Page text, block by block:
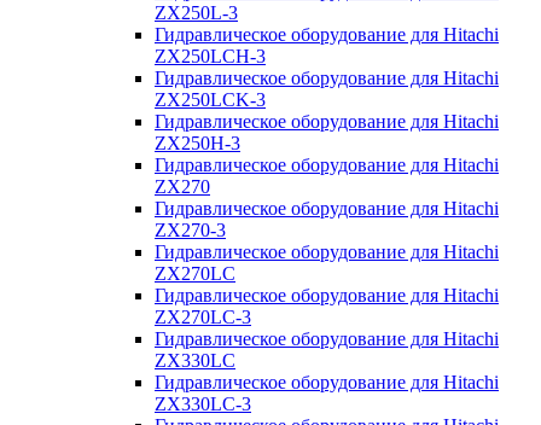
ZX250L-3
Гидравлическое оборудование для Hitachi
ZX250LCH-3
Гидравлическое оборудование для Hitachi
ZX250LCK-3
Гидравлическое оборудование для Hitachi
ZX250Н-3
Гидравлическое оборудование для Hitachi
ZX270
Гидравлическое оборудование для Hitachi
ZX270-3
Гидравлическое оборудование для Hitachi
ZX270LC
Гидравлическое оборудование для Hitachi
ZX270LC-3
Гидравлическое оборудование для Hitachi
ZX330LC
Гидравлическое оборудование для Hitachi
ZX330LC-3